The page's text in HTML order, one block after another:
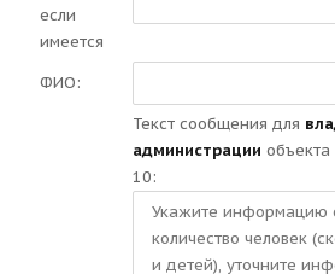
если
имеется
ФИО:
Текст сообщения для
администрации
10: